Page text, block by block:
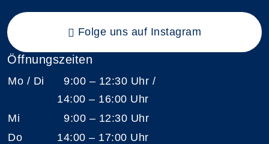
Folge uns auf Instagram
Öffnungszeiten
Mo / Di
9:00 – 12:30 Uhr /
14:00 – 16:00 Uhr
Mi
9:00 – 12:30 Uhr
Do
14:00 – 17:00 Uhr